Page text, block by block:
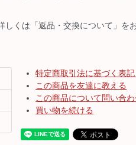
くは「返品・交換について」を
特定商取引法に基づく表記
この商品を友達に教える
この商品について問い合わ
買い物を続ける